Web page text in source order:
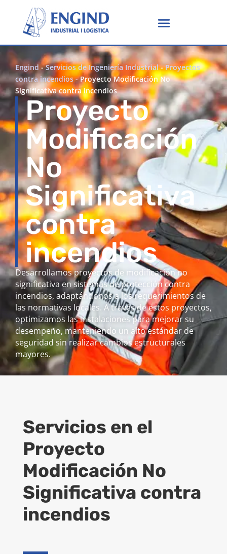
Engind-Servicios de Ingeniería Industrial-Proyectos
contra incendios-Proyecto Modificación No
Significativa contra incendios
Proyecto
Modificación
No
Significativa
contra
incendios
Desarrollamos proyectos de modificación no
significativa en sistemas de protección contra
incendios, adaptándonos a los requerimientos de
las normativas locales. A través de estos proyectos,
optimizamos las instalaciones para mejorar su
desempeño, manteniendo un alto estándar de
seguridad sin realizar cambios estructurales
mayores.
Servicios en el
Proyecto
Modificación No
Significativa contra
incendios